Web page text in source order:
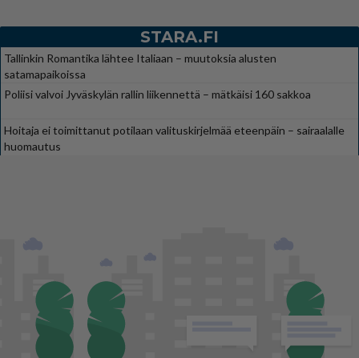
STARA.FI
Tallinkin Romantika lähtee Italiaan – muutoksia alusten
satamapaikoissa
Poliisi valvoi Jyväskylän rallin liikennettä – mätkäisi 160 sakkoa
Hoitaja ei toimittanut potilaan valituskirjelmää eteenpäin – sairaalalle
huomautus